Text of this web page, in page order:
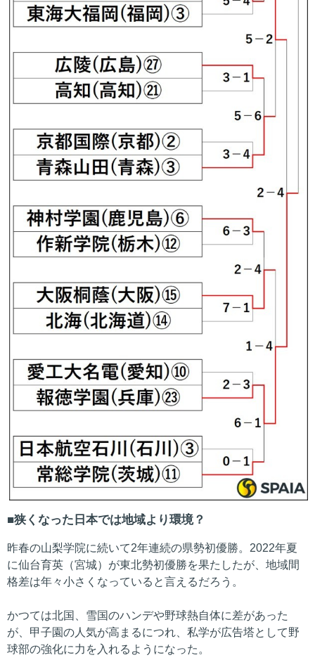
狭くなった日本では地域より環境？
昨春の山梨学院に続いて2年連続の県勢初優勝。2022年夏
に仙台育英（宮城）が東北勢初優勝を果たしたが、地域間
格差は年々小さくなっていると言えるだろう。
かつては北国、雪国のハンデや野球熱自体に差があった
が、甲子園の人気が高まるにつれ、私学が広告塔として野
球部の強化に力を入れるようになった。